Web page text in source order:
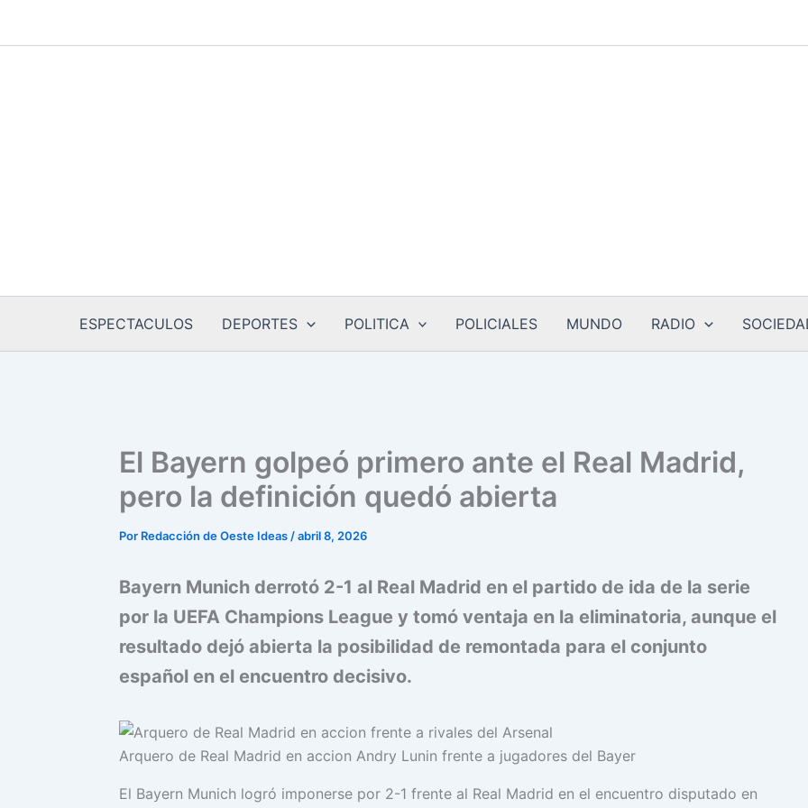
ESPECTACULOS DEPORTES POLITICA POLICIALES MUNDO RADIO
El Bayern golpeó primero ante el Real Madrid,
pero la definición quedó abierta
Por Redacción de Oeste Ideas /abril 8, 2026
Bayern Munich derrotó 2-1 al Real Madrid en el partido de ida de la serie
por la UEFA Champions League y tomó ventaja en la eliminatoria, aunque el
resultado dejó abierta la posibilidad de remontada para el conjunto
español en el encuentro decisivo.
Arquero de Real Madrid en accion Andry Lunin frente a jugadores del Bayer
El Bayern Munich logró imponerse por 2-1 frente al Real Madrid en el encuentro disputado en